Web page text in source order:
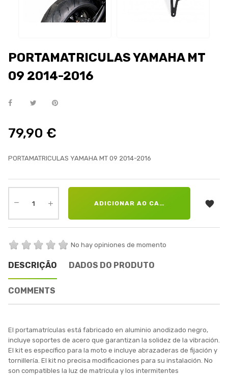
PORTAMATRICULAS YAMAHA MT
09 2014-2016
79,90 €
PORTAMATRICULAS YAMAHA MT 09 2014-2016
ADICIONAR AO CARRINHO 
No hay opiniones de momento
DESCRIÇÃO DADOS DO PRODUTO
COMMENTS
El portamatrículas está fabricado en aluminio anodizado negro,
incluye soportes de acero que garantizan la solidez de la vibración.
El kit es específico para la moto e incluye abrazaderas de fijación y
tornillería. El kit no precisa modificaciones para su instalación. No
son compatibles la luz de matrícula y los intermitentes